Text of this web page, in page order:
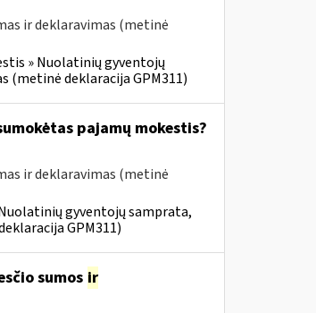
ir deklaravimas (metinė
» Nuolatinių gyventojų
(metinė deklaracija GPM311)
pajamų mokestis?
ir deklaravimas (metinė
gyventojų samprata,
GPM311)
sumos ir